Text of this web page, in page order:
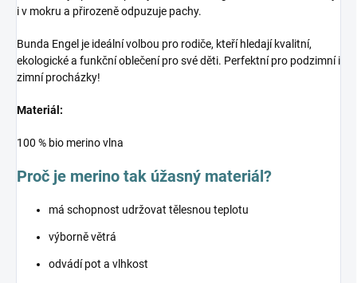
i v mokru a přirozeně odpuzuje pachy.
Bunda Engel je ideální volbou pro rodiče, kteří hledají kvalitní,
ekologické a funkční oblečení pro své děti. Perfektní pro podzimní i
zimní procházky!
Materiál:
100 % bio merino vlna
Proč je merino tak úžasný materiál?
má schopnost udržovat tělesnou teplotu
výborně větrá
odvádí pot a vlhkost